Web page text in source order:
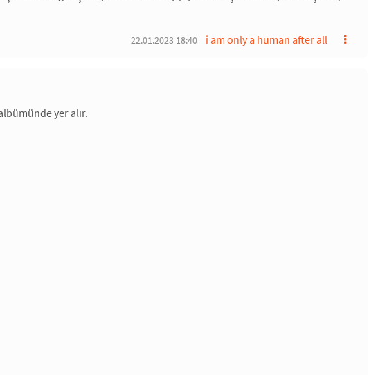
i am only a human after all
22.01.2023 18:40
yer alır.